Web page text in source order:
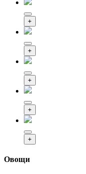
+
+
+
+
+
Овощи